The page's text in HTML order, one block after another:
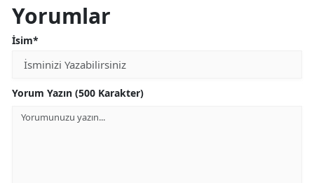
Yorumlar
İsim*
Yorum Yazın (500 Karakter)